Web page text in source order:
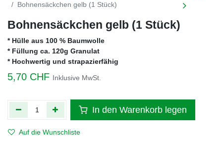
Bohnensäckchen gelb (1 Stück)
Bohnensäckchen gelb (1 Stück)
* Hülle aus 100 % Baumwolle
* Füllung ca. 120g Granulat
* Hochwertig und strapazierfähig
5,70 CHF Inklusive MwSt.
In den Warenkorb legen
Auf die Wunschliste